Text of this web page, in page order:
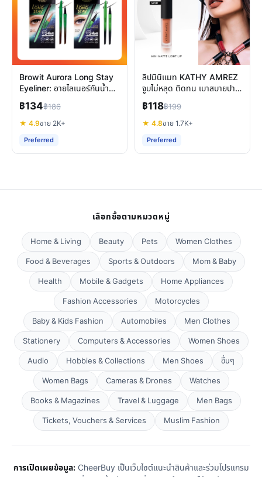
Browit Aurora Long Stay
Eyeliner: อายไลเนอร์กันน้ำติด
ทน ไม่แพนด้าตลอดวัน
฿134฿186
★ 4.9ขาย 2K+
Preferred
ลิปมินิแมท KATHY AMREZ
จูบไม่หลุด ติดทน เบาสบายปาก
ไม่ติดแมส
฿118฿199
★ 4.8ขาย 1.7K+
Preferred
เลือกซื้อตามหมวดหมู่
Home & Living Beauty Pets
Women Clothes
Food & Beverages
Sports & Outdoors
Mom & Baby
Health
Mobile & Gadgets
Home Appliances
Fashion Accessories
Motorcycles
Baby & Kids Fashion
Automobiles
Men Clothes
Stationery
Computers & Accessories
Women Shoes
Audio
Hobbies & Collections Men Shoes
อื่นๆ
Women Bags
Cameras & Drones
Watches
Books & Magazines
Travel & Luggage
Men Bags
Tickets, Vouchers & Services
Muslim Fashion
การเปิดเผยข้อมูล:CheerBuy เป็นเว็บไซต์แนะนำสินค้าและร่วมโปรแกรม